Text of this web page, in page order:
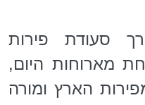
סעודת פירות
מארוחות היום,
הארץ ומורה